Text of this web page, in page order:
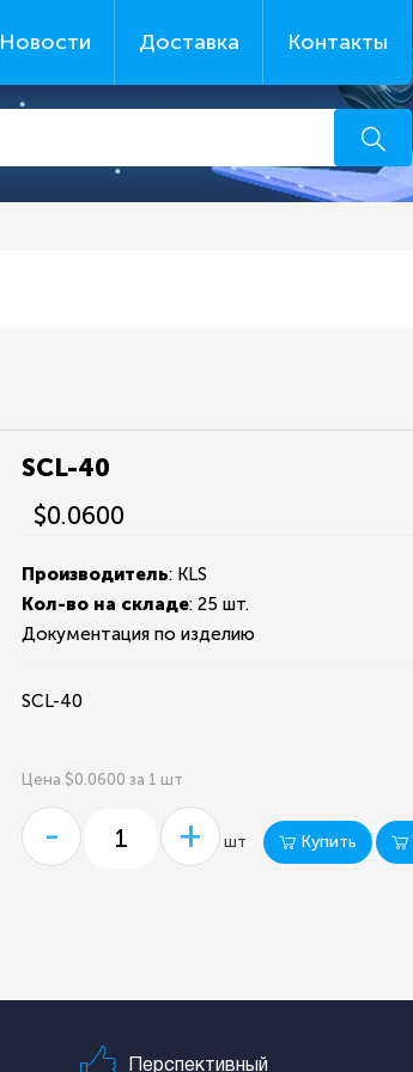
Новости Доставка Контакты
SCL-40
$0.0600
Производитель: KLS
Кол-во на складе:25 шт.
Документация по изделию
SCL-40
Цена $0.0600 за 1 шт
- + шт Купить
Перспективный